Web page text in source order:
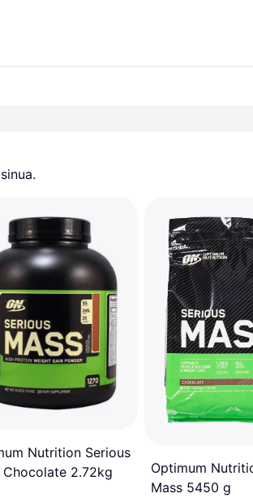
Nutrition Serious
Chocolate 2.72kg
Optimum
Mass 5450 g